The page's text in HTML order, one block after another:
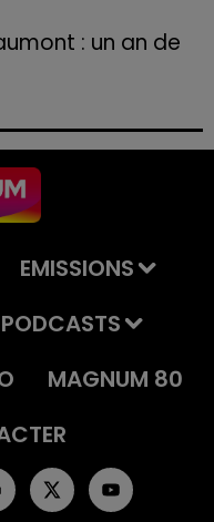
: un an de
véhicule.
EMISSIONS
PODCASTS
MAGNUM 80